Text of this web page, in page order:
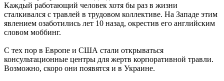
Каждый работающий человек хотя бы раз в жизни
сталкивался с травлей в трудовом коллективе. На Западе этим
явлением озаботились лет 10 назад, окрестив его английским
словом моббинг.
С тех пор в Европе и США стали открываться
консультационные центры для жертв корпоративной травли.
Возможно, скоро они появятся и в Украине.